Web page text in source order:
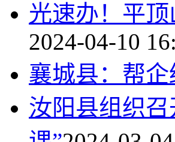
光速办！平
2024-04-10
襄城县：帮
汝阳县组织